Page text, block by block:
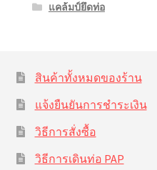
แคล้มป์ยึดท่อ
สินค้าทั้งหมดของร้าน
แจ้งยืนยันการชำระเงิน
วิธีการสั่งซื้อ
วิธีการเดินท่อ PAP